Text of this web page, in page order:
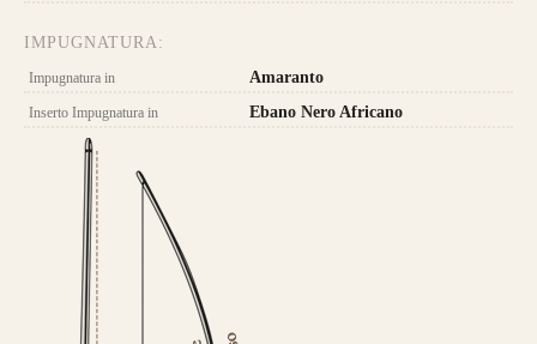
CONFIGURA E ORDINA IL
IMPUGNATURA:
Impugnatura in Amaranto
Inserto Impugnatura in Ebano Nero Africano